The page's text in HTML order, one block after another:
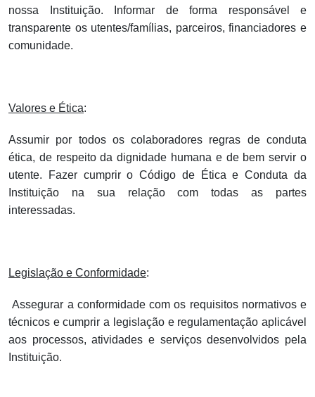
nossa Instituição. Informar de forma responsável e
transparente os utentes/famílias, parceiros, financiadores e
comunidade.
Valores e Ética:
Assumir por todos os colaboradores regras de conduta
ética, de respeito da dignidade humana e de bem servir o
utente. Fazer cumprir o Código de Ética e Conduta da
Instituição na sua relação com todas as partes
interessadas.
Legislação e Conformidade:
Assegurar a conformidade com os requisitos normativos e
técnicos e cumprir a legislação e regulamentação aplicável
aos processos, atividades e serviços desenvolvidos pela
Instituição.